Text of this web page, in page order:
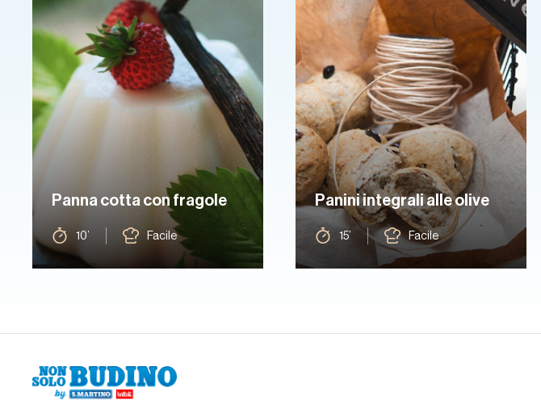
Panna cotta con fragole
10’ Facile
Panini integrali alle olive
15’ Facile